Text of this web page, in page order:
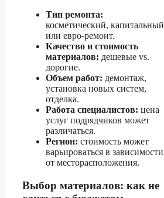
Тип ремонта:
косметический, капитальный
или евро-ремонт.
Качество и стоимость
материалов: дешевые vs.
дорогие.
Объем работ: демонтаж,
установка новых систем,
отделка.
Работа специалистов: цена
услуг подрядчиков может
различаться.
Регион: стоимость может
варьироваться в зависимости
от месторасположения.
Выбор материалов: как не